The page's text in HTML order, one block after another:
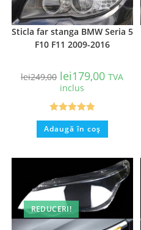
Sticla far stanga BMW Seria 5
F10 F11 2009-2016
lei249,00 lei179,00 TVA
inclus
Evaluat la
5.00din 5
Adaugă în coș
REDUCERI!